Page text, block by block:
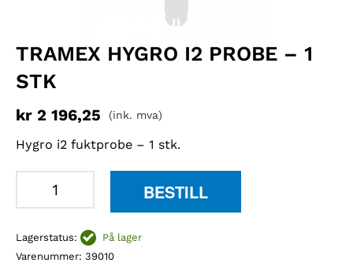
TRAMEX HYGRO I2 PROBE – 1
STK
kr 2 196,25 (ink. mva)
Hygro i2 fuktprobe – 1 stk.
probe
-
BESTILL
Lagerstatus:
På lager
Varenummer: 39010